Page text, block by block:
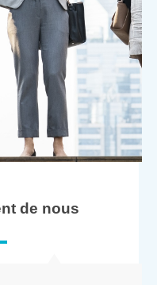
de nous